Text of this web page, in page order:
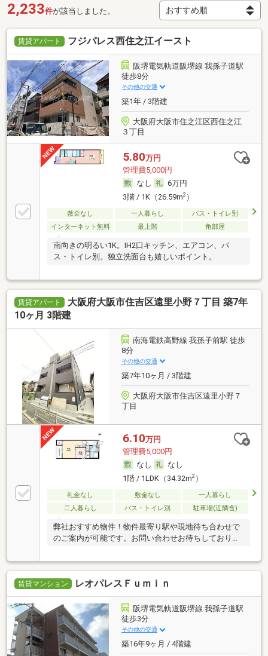
2,233件が該当しました。
賃貸アパート フジパレス西住之江イースト
阪堺電気軌道阪堺線 我孫子道駅
徒歩8分
その他の交通
築1年 / 3階建
大阪府大阪市住之江区西住之江
３丁目
5.80万円
管理費5,000円
なし
6万円
3階 / 1K（26.59m2）
敷金なし 一人暮らし
バス・トイレ別
インターネット無料
最上階 角部屋
南向きの明るい1K。IH2口キッチン、エアコン、バ
ス・トイレ別。独立洗面台も嬉しいポイント。
賃貸アパート
大阪府大阪市住吉区遠里小野７丁目 築7年
10ヶ月 3階建
南海電鉄高野線 我孫子前駅 徒歩
8分
その他の交通
築7年10ヶ月 / 3階建
大阪府大阪市住吉区遠里小野７
丁目
6.10万円
管理費5,000円
なし
なし
1階 / 1LDK（34.32m2）
礼金なし 敷金なし
一人暮らし
二人暮らし
バス・トイレ別 駐車場(近隣含)
弊社おすすめ物件！物件最寄り駅や現地待ち合わせで
のご案内が可能です。お問い合わせお待ちしておりま
賃貸マンション レオパレスＦｕｍｉｎ
阪堺電気軌道阪堺線 我孫子道駅
徒歩3分
その他の交通
築16年9ヶ月 / 4階建